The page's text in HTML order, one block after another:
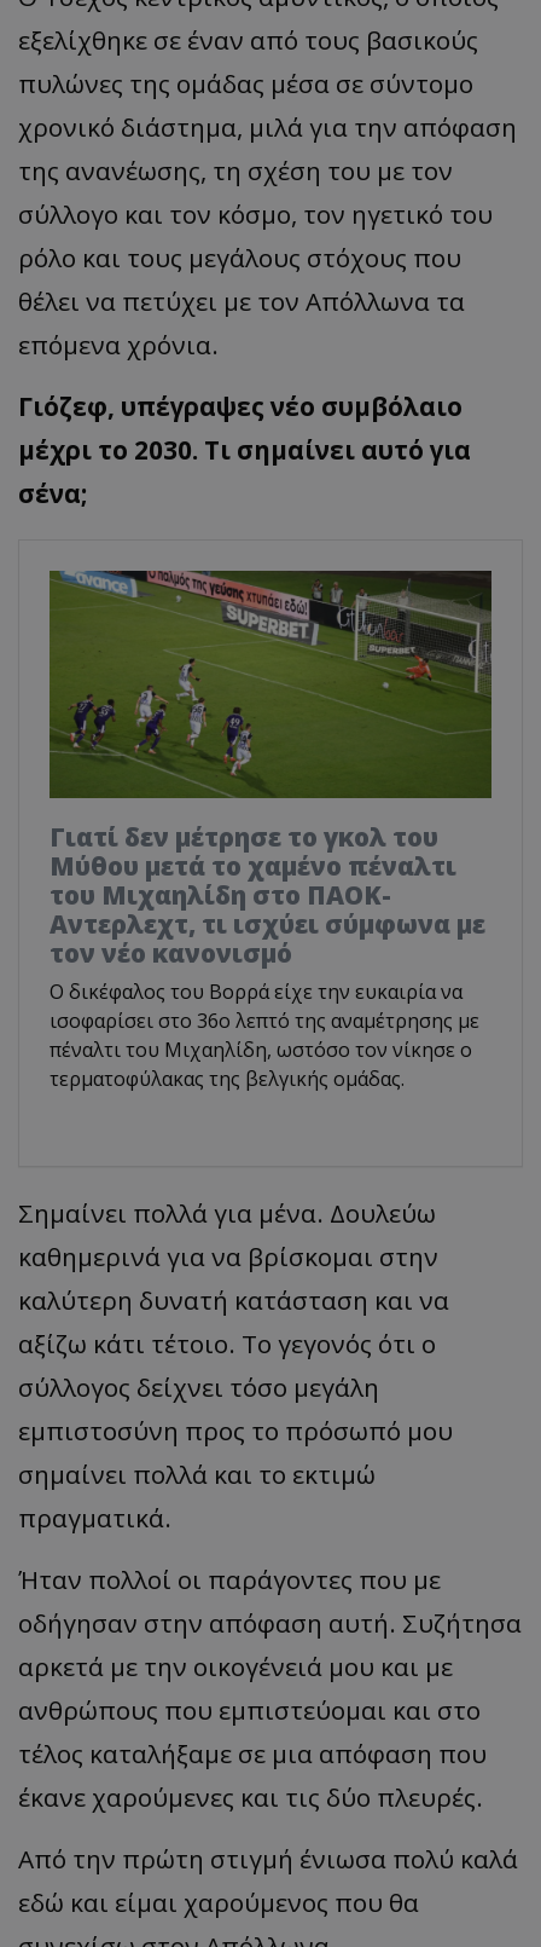
εξελίχθηκε σε έναν από τους βασικούς
πυλώνες της ομάδας μέσα σε σύντομο
χρονικό διάστημα, μιλά για την απόφαση
της ανανέωσης, τη σχέση του με τον
σύλλογο και τον κόσμο, τον ηγετικό του
ρόλο και τους μεγάλους στόχους που
θέλει να πετύχει με τον Απόλλωνα τα
επόμενα χρόνια.
Γιόζεφ, υπέγραψες νέο συμβόλαιο
μέχρι το 2030. Τι σημαίνει αυτό για
σένα;
Γιατί δεν μέτρησε το γκολ του
Μύθου μετά το χαμένο πέναλτι
του Μιχαηλίδη στο ΠΑΟΚ-
Αντερλεχτ, τι ισχύει σύμφωνα με
τον νέο κανονισμό
Ο δικέφαλος του Βορρά είχε την ευκαιρία να
ισοφαρίσει στο 36ο λεπτό της αναμέτρησης με
πέναλτι του Μιχαηλίδη, ωστόσο τον νίκησε ο
τερματοφύλακας της βελγικής ομάδας.
Σημαίνει πολλά για μένα. Δουλεύω
καθημερινά για να βρίσκομαι στην
καλύτερη δυνατή κατάσταση και να
αξίζω κάτι τέτοιο. Το γεγονός ότι ο
σύλλογος δείχνει τόσο μεγάλη
εμπιστοσύνη προς το πρόσωπό μου
σημαίνει πολλά και το εκτιμώ
πραγματικά.
Ήταν πολλοί οι παράγοντες που με
οδήγησαν στην απόφαση αυτή. Συζήτησα
αρκετά με την οικογένειά μου και με
ανθρώπους που εμπιστεύομαι και στο
τέλος καταλήξαμε σε μια απόφαση που
έκανε χαρούμενες και τις δύο πλευρές.
Από την πρώτη στιγμή ένιωσα πολύ καλά
εδώ και είμαι χαρούμενος που θα